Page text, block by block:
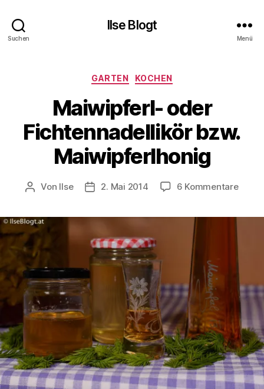
Suchen
Ilse Blogt
Menü
Kategorien
GARTEN KOCHEN
Maiwipferl- oder
Fichtennadellikör bzw.
Maiwipferlhonig
Beitragsautor
Von Ilse Beitragsdatum
2. Mai 2014 6 Kommentarezu